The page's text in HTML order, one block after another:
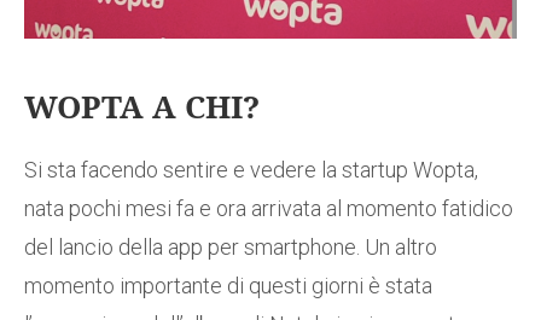
WOPTA A CHI?
Si sta facendo sentire e vedere la startup Wopta,
nata pochi mesi fa e ora arrivata al momento fatidico
del lancio della app per smartphone. Un altro
momento importante di questi giorni è stata